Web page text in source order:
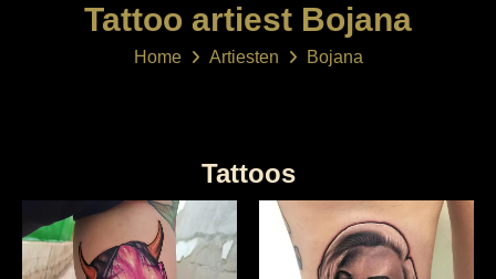
Tattoo artiest Bojana
Home Artiesten Bojana
Tattoos